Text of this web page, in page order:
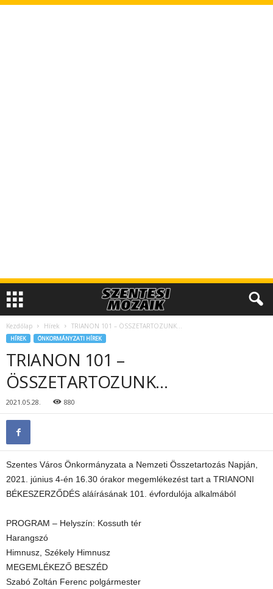
Kezdőlap Hírek TRIANON 101 – ÖSSZETARTOZUNK…
HÍREK ÖNKORMÁNYZATI HÍREK
TRIANON 101 –
ÖSSZETARTOZUNK…
2021.05.28. 880
Szentes Város Önkormányzata a Nemzeti Összetartozás Napján,
2021. június 4-én 16.30 órakor megemlékezést tart a TRIANONI
BÉKESZERZŐDÉS aláírásának 101. évfordulója alkalmából
PROGRAM – Helyszín: Kossuth tér
Harangszó
Himnusz, Székely Himnusz
MEGEMLÉKEZŐ BESZÉD
Szabó Zoltán Ferenc polgármester